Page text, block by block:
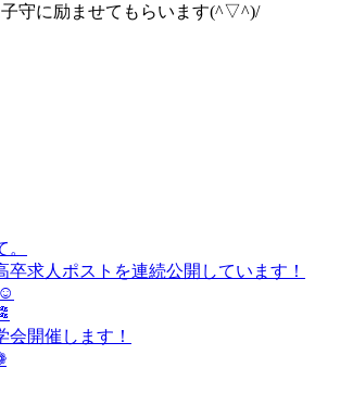
守に励ませてもらいます(^▽^)/
卒求人ポストを連続公開しています！
会開催します！